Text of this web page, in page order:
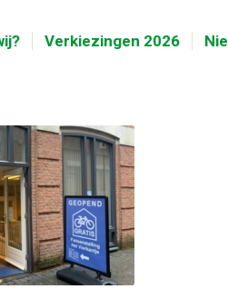
Verkiezingen 2026